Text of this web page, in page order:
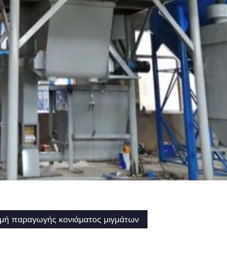
παραγωγής κονιάματος μιγμάτων